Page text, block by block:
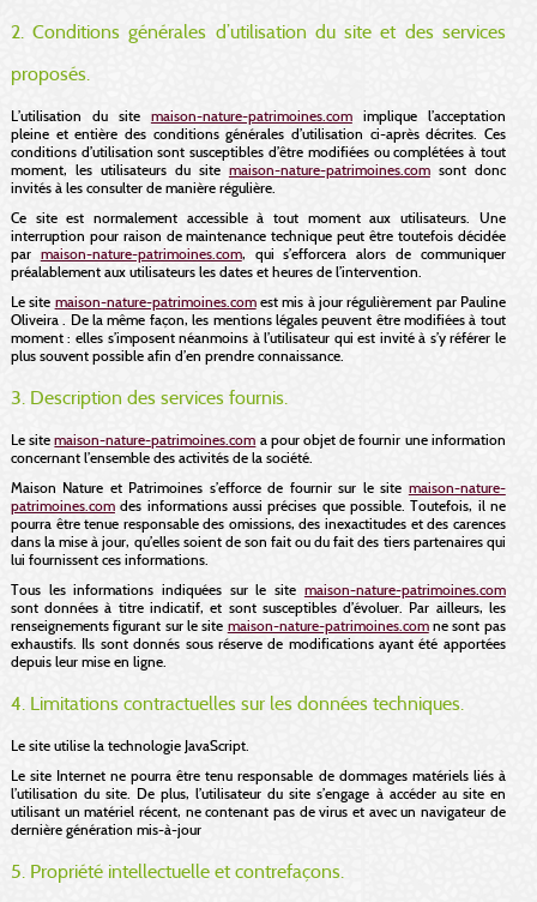
2. Conditions générales d’utilisation du site et des services
proposés.
L’utilisation du site maison-nature-patrimoines.comimplique l’acceptation
pleine et entière des conditions générales d’utilisation ci-après décrites. Ces
conditions d’utilisation sont susceptibles d’être modifiées ou complétées à tout
moment, les utilisateurs du site maison-nature-patrimoines.comsont donc
invités à les consulter de manière régulière.
Ce site est normalement accessible à tout moment aux utilisateurs. Une
interruption pour raison de maintenance technique peut être toutefois décidée
par maison-nature-patrimoines.com, qui s’efforcera alors de communiquer
préalablement aux utilisateurs les dates et heures de l’intervention.
Le site maison-nature-patrimoines.comest mis à jour régulièrement par Pauline
Oliveira . De la même façon, les mentions légales peuvent être modifiées à tout
moment : elles s’imposent néanmoins à l’utilisateur qui est invité à s’y référer le
plus souvent possible afin d’en prendre connaissance.
3. Description des services fournis.
Le sitemaison-nature-patrimoines.com a pour objet de fournir une information
concernant l’ensemble des activités de la société.
Maison Nature et Patrimoines s’efforce de fournir sur le site maison-nature-
patrimoines.comdes informations aussi précises que possible. Toutefois, il ne
pourra être tenue responsable des omissions, des inexactitudes et des carences
dans la mise à jour, qu’elles soient de son fait ou du fait des tiers partenaires qui
lui fournissent ces informations.
Tous les informations indiquées sur le site maison-nature-patrimoines.com
sont données à titre indicatif, et sont susceptibles d’évoluer. Par ailleurs, les
renseignements figurant sur le site maison-nature-patrimoines.comne sont pas
exhaustifs. Ils sont donnés sous réserve de modifications ayant été apportées
depuis leur mise en ligne.
4. Limitations contractuelles sur les données techniques.
Le site utilise la technologie JavaScript.
Le site Internet ne pourra être tenu responsable de dommages matériels liés à
l’utilisation du site. De plus, l’utilisateur du site s’engage à accéder au site en
utilisant un matériel récent, ne contenant pas de virus et avec un navigateur de
dernière génération mis-à-jour
5. Propriété intellectuelle et contrefaçons.